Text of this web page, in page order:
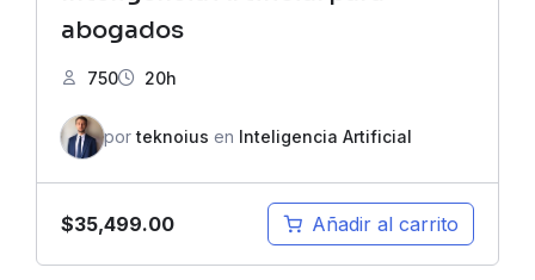
abogados
750 20h
porteknoius en Inteligencia Artificial
$35,499.00 Añadir al carrito